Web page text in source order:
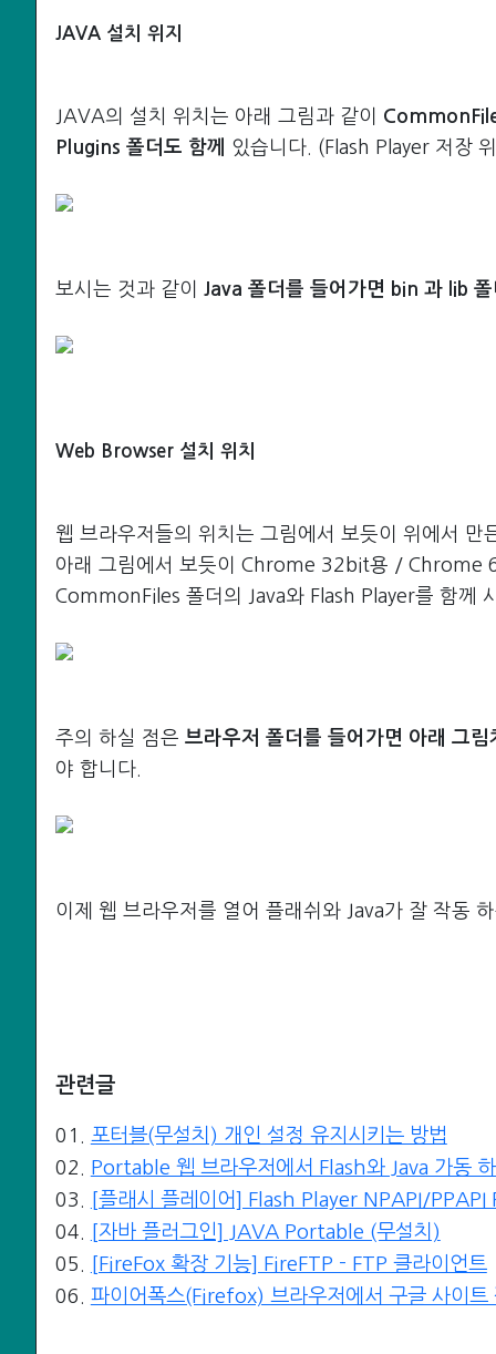
JAVA 설치 위지
JAVA의 설치 위치는 아래 그림과 같이
Plugins 폴더도 함께
있습니다. (Flash Player 저장
보시는 것과 같이 Java 폴더를 들어가면 bin 과 lib
Web Browser 설치 위치
웹 브라우저들의 위치는 그림에서 보듯이 위에서 만
아래 그림에서 보듯이 Chrome 32bit용 /
CommonFiles 폴더의 Java와 Flash Player를 함께
주의 하실 점은 브라우저 폴더를 들어가면 아래 그
야 합니다.
이제 웹 브라우저를 열어 플래쉬와 Java가 잘 작동
관련글
01. 포터블(무설치) 개인 설정 유지시키는 방법
02. Portable 웹 브라우저에서 Flash와 Java 가동
03. [플래시 플레이어] Flash Player NPAPI/
04. [자바 플러그인] JAVA Portable (무설치)
05. [FireFox 확장 기능] FireFTP - FTP 클라이언트
06. 파이어폭스(Firefox) 브라우저에서 구글 사이